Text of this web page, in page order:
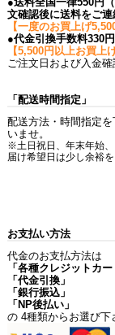
文確認後に送料をご連
【一度のお買上げ
●代金引換手数料330円
【5,500円以上お買上
ご注文日および入金確
「配送時間指定」
配送方法・時間指定
いませ。
※土日祝日、年末年始
届け希望日は少し余裕
お支払い方法
代金のお支払方法は
「各種クレジットカー
「代金引換」
「銀行振込」
「NP後払い」
の 4種類からお選び下